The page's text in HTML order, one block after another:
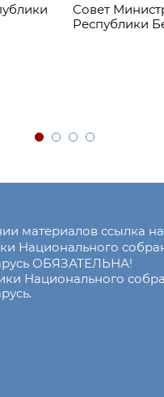
Совет
Республики
материалов ссылка
Национального
ОБЯЗАТЕЛЬНА!
Национального